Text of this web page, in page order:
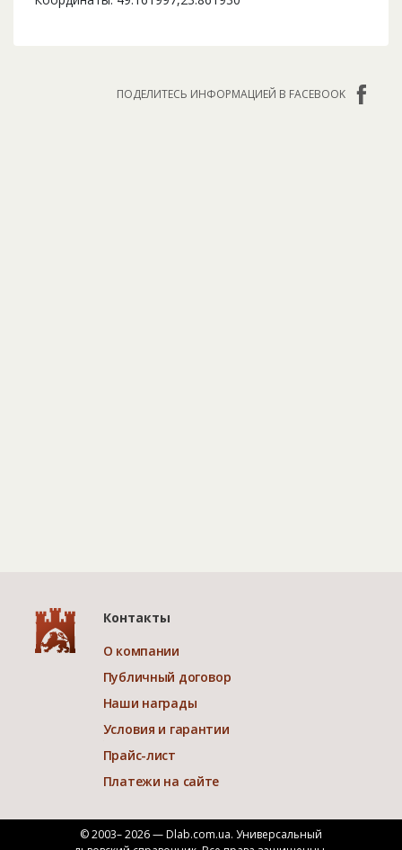
ПОДЕЛИТЕСЬ ИНФОРМАЦИЕЙ В FACEBOOK
Контакты
О компании
Публичный договор
Наши награды
Условия и гарантии
Прайс-лист
Платежи на сайте
© 2003– 2026 — Dlab.com.ua. Универсальный